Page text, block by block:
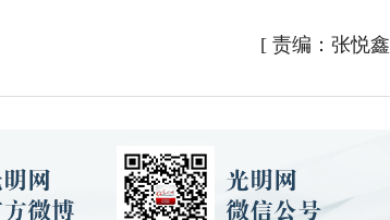
[ 责编：张悦鑫